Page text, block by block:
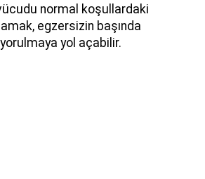
normal koşullardaki
egzersizin başında
yol açabilir.